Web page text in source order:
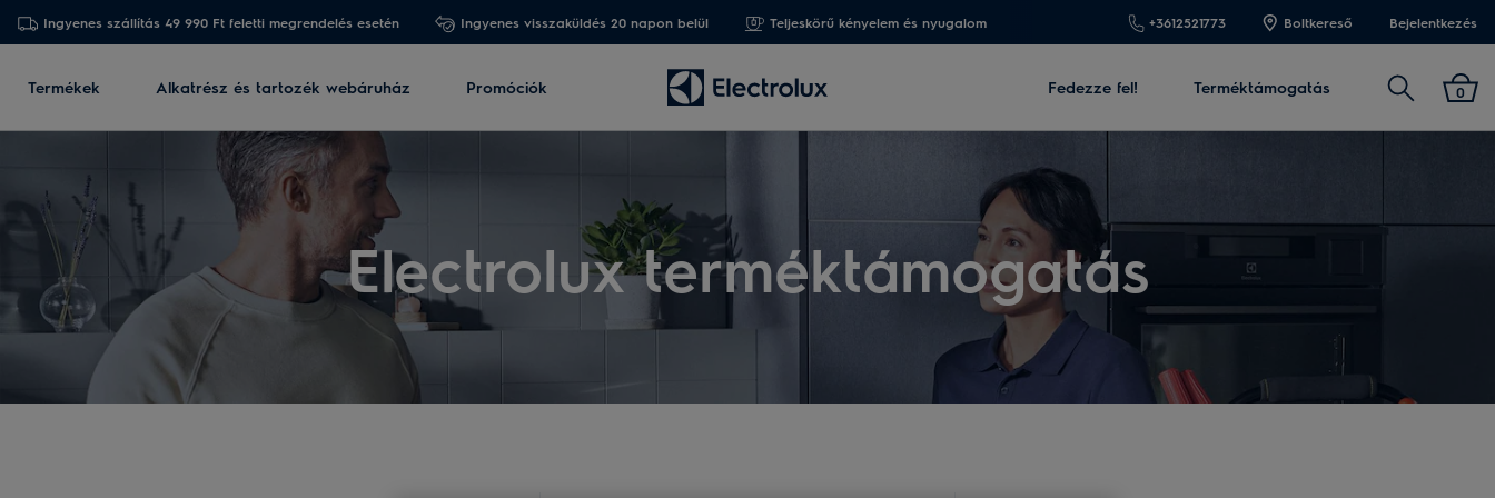
Ingyenes szállítás 49 990 Ft feletti megrendelés esetén Ingyenes visszaküldés 20 napon belül Teljeskörű kényelem és nyugalom +3612521773 Boltkereső Bejelentkezés
Termékek Alkatrész és tartozék webáruház Promóciók Fedezze fel! Terméktámogatás Keresés 0
Electrolux terméktámogatás